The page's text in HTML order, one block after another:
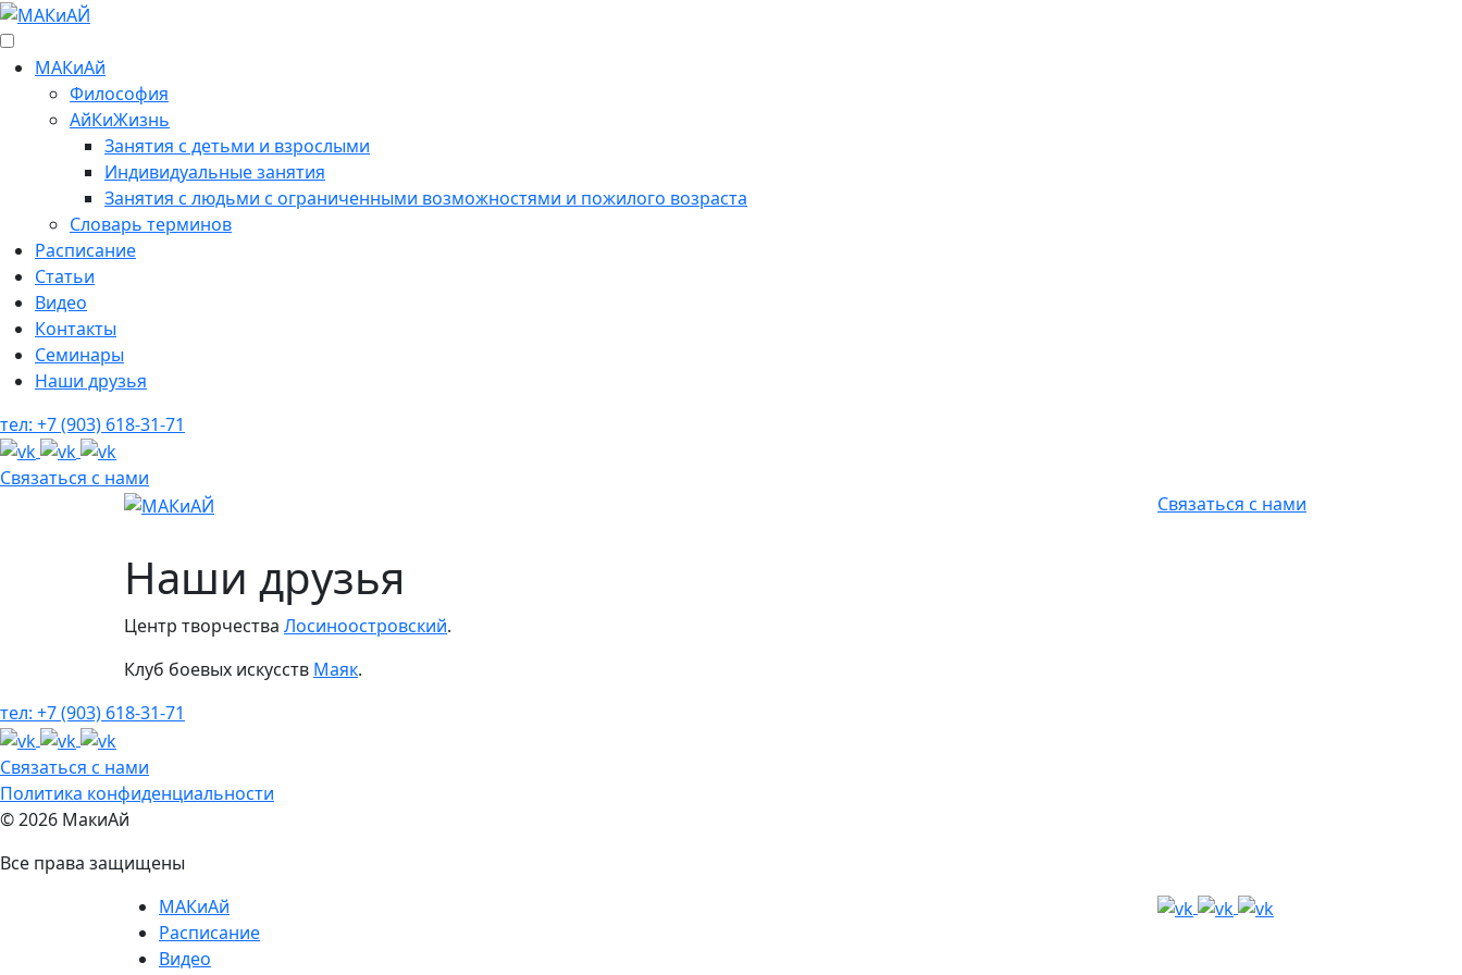
МАКиАй
Философия
АйКиЖизнь
Занятия с детьми и взрослыми
Индивидуальные занятия
Занятия с людьми с ограниченными возможностями и пожилого возраста
Cловарь терминов
Расписание
Статьи
Видео
Контакты
Семинары
Наши друзья
тел: +7 (903) 618-31-71
Связаться с нами
Связаться с нами
Наши друзья
Центр творчества Лосиноостровский.
Клуб боевых искусств Маяк.
тел: +7 (903) 618-31-71
Связаться с нами
Политика конфиденциальности
© 2026 МакиАй
Все права защищены
МАКиАй
Расписание
Видео